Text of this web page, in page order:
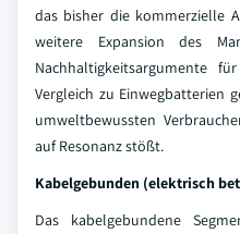
das bisher die kommerzielle
weitere Expansion des
Nachhaltigkeitsargumente
Vergleich zu Einwegbatterien
umweltbewussten
auf Resonanz stößt.
Kabelgebunden (elektrisch
Das kabelgebundene